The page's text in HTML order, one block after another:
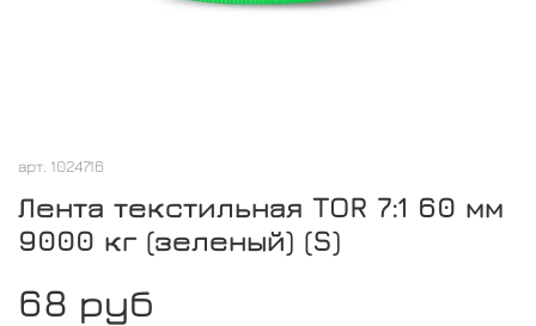
арт. 1024716
Лента текстильная TOR 7:1 60 мм
9000 кг (зеленый) (S)
68 руб